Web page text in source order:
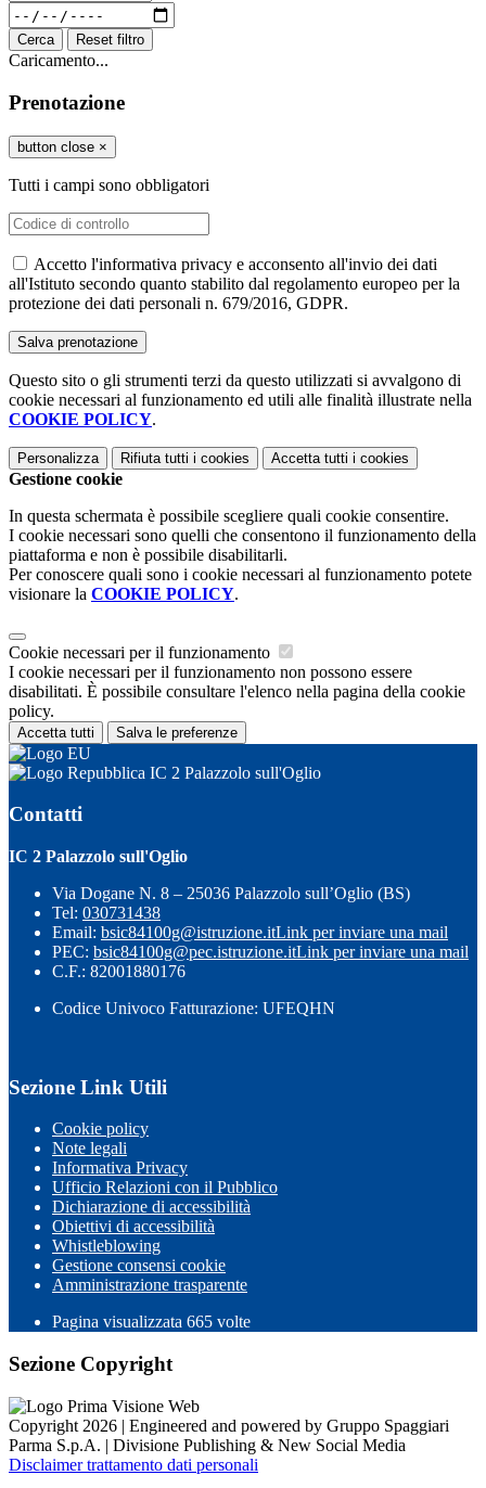
Cerca Reset filtro
Caricamento...
Prenotazione
button close ×
Tutti i campi sono obbligatori
Accetto l'informativa privacy e acconsento all'invio dei dati
all'Istituto secondo quanto stabilito dal regolamento europeo per la
protezione dei dati personali n. 679/2016, GDPR.
Questo sito o gli strumenti terzi da questo utilizzati si avvalgono di
cookie necessari al funzionamento ed utili alle finalità illustrate nella
COOKIE POLICY.
Personalizza Rifiuta tutti i cookies Accetta tutti i cookies
Gestione cookie
In questa schermata è possibile scegliere quali cookie consentire.
I cookie necessari sono quelli che consentono il funzionamento della
piattaforma e non è possibile disabilitarli.
Per conoscere quali sono i cookie necessari al funzionamento potete
visionare la COOKIE POLICY.
Cookie necessari per il funzionamento
I cookie necessari per il funzionamento non possono essere
disabilitati. È possibile consultare l'elenco nella pagina della cookie
policy.
Accetta tutti Salva le preferenze
IC 2 Palazzolo sull'Oglio
Contatti
IC 2 Palazzolo sull'Oglio
Via Dogane N. 8 – 25036 Palazzolo sull’Oglio (BS)
Tel: 030731438
Email: bsic84100g@istruzione.itLink per inviare una mail
PEC: bsic84100g@pec.istruzione.itLink per inviare una mail
C.F.: 82001880176
Codice Univoco Fatturazione: UFEQHN
Sezione Link Utili
Cookie policy
Note legali
Informativa Privacy
Ufficio Relazioni con il Pubblico
Dichiarazione di accessibilità
Obiettivi di accessibilità
Whistleblowing
Gestione consensi cookie
Amministrazione trasparente
Pagina visualizzata 665 volte
Sezione Copyright
Copyright 2026 | Engineered and powered by Gruppo Spaggiari
Parma S.p.A. | Divisione Publishing & New Social Media
Disclaimer trattamento dati personali